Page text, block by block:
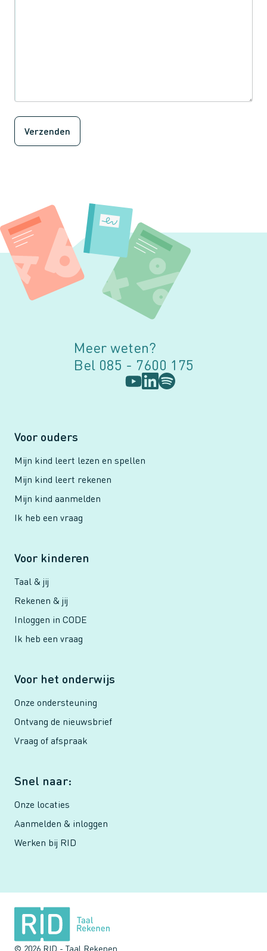
Verzenden
Meer weten?
Bel 085 - 7600 175
Voor ouders
Mijn kind leert lezen en spellen
Mijn kind leert rekenen
Mijn kind aanmelden
Ik heb een vraag
Voor kinderen
Taal & jij
Rekenen & jij
Inloggen in CODE
Ik heb een vraag
Voor het onderwijs
Onze ondersteuning
Ontvang de nieuwsbrief
Vraag of afspraak
Snel naar:
Onze locaties
Aanmelden & inloggen
Werken bij RID
© 2026 RID - Taal Rekenen